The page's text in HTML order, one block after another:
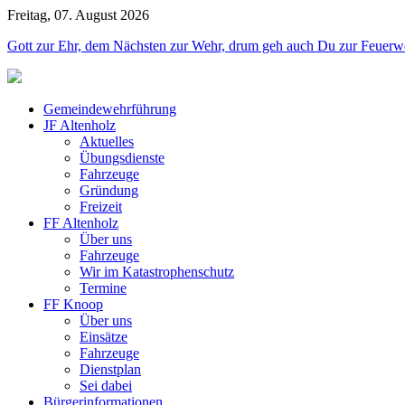
Freitag, 07. August 2026
Gott zur Ehr, dem Nächsten zur Wehr, drum geh auch Du zur
Gemeindewehrführung
JF Altenholz
Aktuelles
Übungsdienste
Fahrzeuge
Gründung
Freizeit
FF Altenholz
Über uns
Fahrzeuge
Wir im Katastrophenschutz
Termine
FF Knoop
Über uns
Einsätze
Fahrzeuge
Dienstplan
Sei dabei
Bürgerinformationen
Jahr
Monat
Jahr
Monat